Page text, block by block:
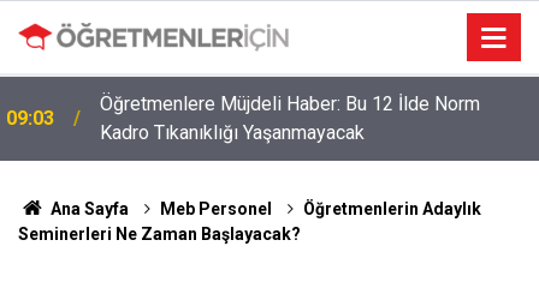
09:03
Öğretmenlere Müjdeli Haber: Bu 12 İlde Norm
Kadro Tıkanıklığı Yaşanmayacak
Ana Sayfa Meb Personel
Öğretmenlerin Adaylık
Seminerleri Ne Zaman Başlayacak?